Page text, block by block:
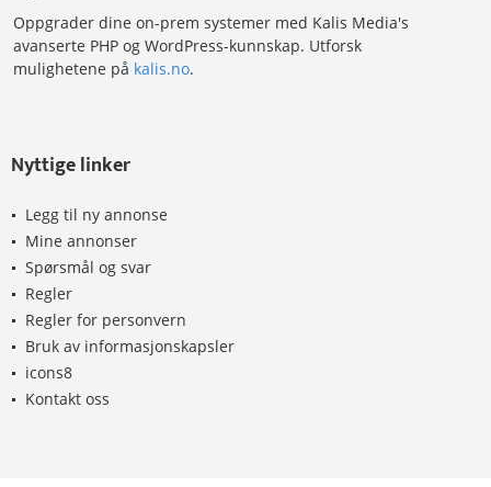
Oppgrader dine on-prem systemer med Kalis Media's
avanserte PHP og WordPress-kunnskap. Utforsk
mulighetene på kalis.no.
Nyttige linker
Legg til ny annonse
Mine annonser
Spørsmål og svar
Regler
Regler for personvern
Bruk av informasjonskapsler
icons8
Kontakt oss